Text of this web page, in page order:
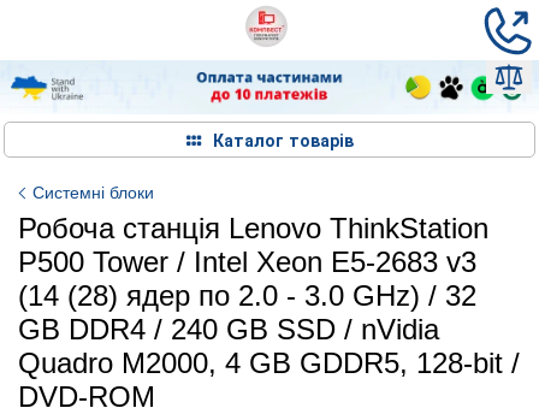
Каталог товарів
Системні блоки
Робоча станція Lenovo ThinkStation
P500 Tower / Intel Xeon E5-2683 v3
(14 (28) ядер по 2.0 - 3.0 GHz) / 32
GB DDR4 / 240 GB SSD / nVidia
Quadro M2000, 4 GB GDDR5, 128-bit /
DVD-ROM